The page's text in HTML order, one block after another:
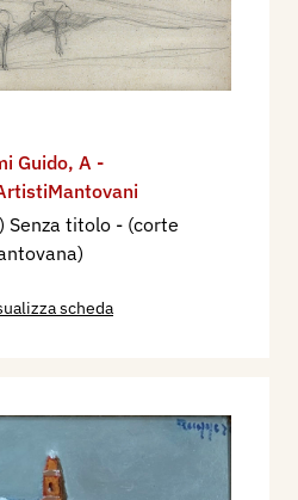
Guido, A -
Senza titolo - (corte
scheda